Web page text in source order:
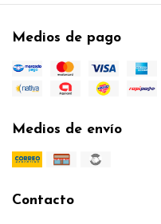
Medios de pago
Medios de envío
Contacto